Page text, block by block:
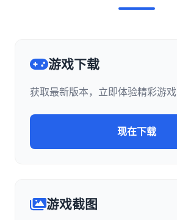
游戏下载
获取最新版本，立即体验精彩游戏
现在下载
游戏截图